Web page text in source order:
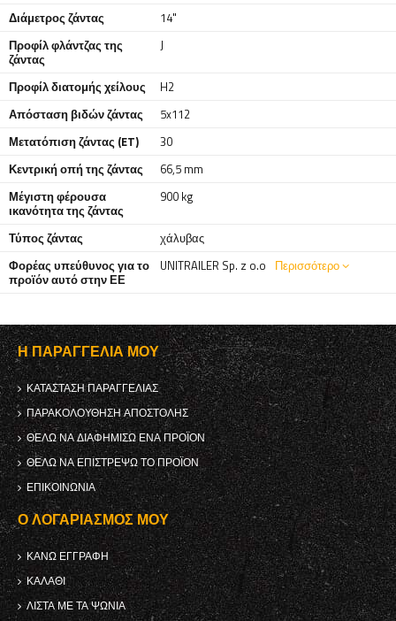
Διάμετρος ζάντας
14"
Προφίλ φλάντζας της
ζάντας
J
Προφίλ διατομής χείλους
H2
Απόσταση βιδών ζάντας
5x112
Μετατόπιση ζάντας (ET)
30
Κεντρική οπή της ζάντας
66,5 mm
Μέγιστη φέρουσα
ικανότητα της ζάντας
900 kg
Τύπος ζάντας
χάλυβας
Φορέας υπεύθυνος για το
προϊόν αυτό στην ΕΕ
UNITRAILER Sp. z o.o Περισσότερο
Η ΠΑΡΑΓΓΕΛΊΑ ΜΟΥ
ΚΑΤΆΣΤΑΣΗ ΠΑΡΑΓΓΕΛΊΑΣ
ΠΑΡΑΚΟΛΟΎΘΗΣΗ ΑΠΟΣΤΟΛΉΣ
ΘΈΛΩ ΝΑ ΔΙΑΦΗΜΊΣΩ ΈΝΑ ΠΡΟΪΌΝ
ΘΈΛΩ ΝΑ ΕΠΙΣΤΡΈΨΩ ΤΟ ΠΡΟΪΌΝ
ΕΠΙΚΟΙΝΩΝΊΑ
Ο ΛΟΓΑΡΙΑΣΜΌΣ ΜΟΥ
ΚΑΝΩ ΕΓΓΡΑΦΗ
ΚΑΛΆΘΙ
ΛΊΣΤΑ ΜΕ ΤΑ ΨΏΝΙΑ